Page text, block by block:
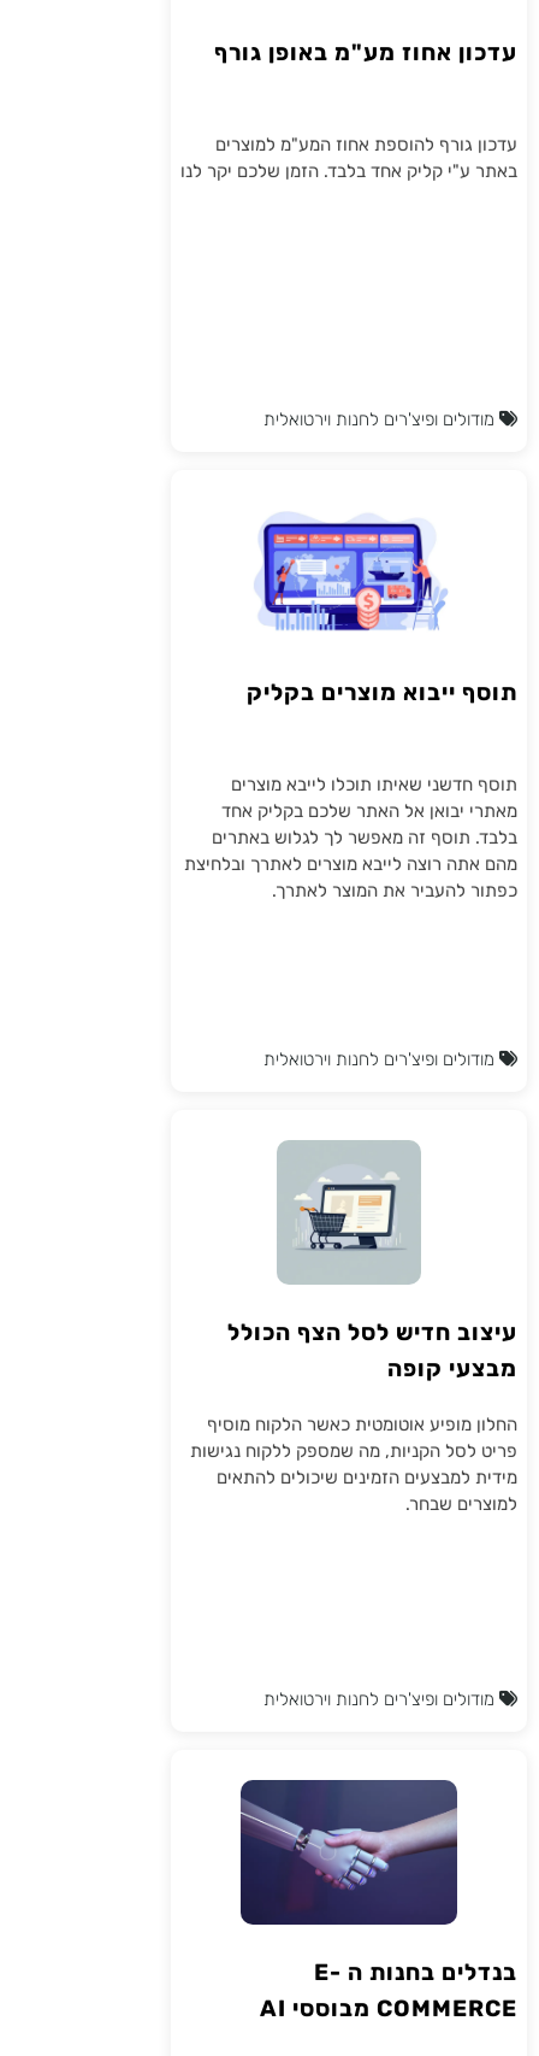
עדכון אחוז מע"מ באופן גורף
עדכון גורף להוספת אחוז המע"מ למוצרים
באתר ע"י קליק אחד בלבד. הזמן שלכם יקר לנו
מודולים ופיצ'רים לחנות וירטואלית
תוסף ייבוא מוצרים בקליק
תוסף חדשני שאיתו תוכלו לייבא מוצרים
מאתרי יבואן אל האתר שלכם בקליק אחד
בלבד. תוסף זה מאפשר לך לגלוש באתרים
מהם אתה רוצה לייבא מוצרים לאתרך ובלחיצת
כפתור להעביר את המוצר לאתרך.
מודולים ופיצ'רים לחנות וירטואלית
עיצוב חדיש לסל הצף הכולל
מבצעי קופה
החלון מופיע אוטומטית כאשר הלקוח מוסיף
פריט לסל הקניות, מה שמספק ללקוח נגישות
מידית למבצעים הזמינים שיכולים להתאים
למוצרים שבחר.
מודולים ופיצ'רים לחנות וירטואלית
בנדלים בחנות ה E-
COMMERCE מבוססי AI